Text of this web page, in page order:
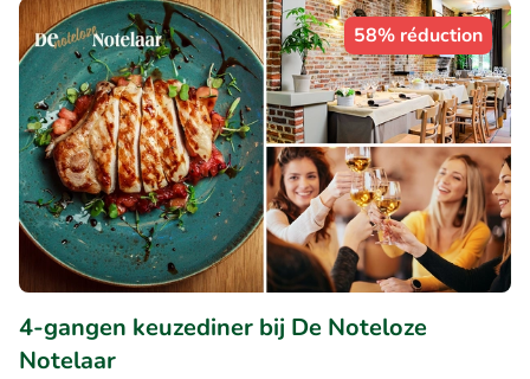
58% réduction
4-gangen keuzediner bij De Noteloze
Notelaar